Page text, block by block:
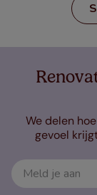
We delen
gevoel